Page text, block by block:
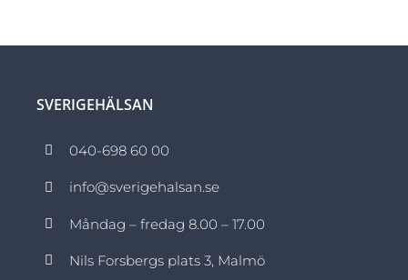
SVERIGEHÄLSAN
040-698 60 00
info@sverigehalsan.se
Måndag – fredag 8.00 – 17.00
Nils Forsbergs plats 3, Malmö